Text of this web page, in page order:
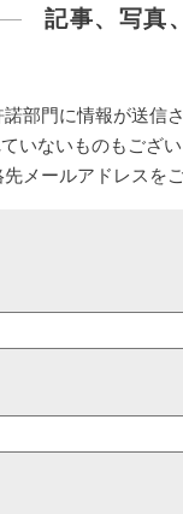
記事、写真
部門に情報が送信
いないものもござ
メールアドレスを